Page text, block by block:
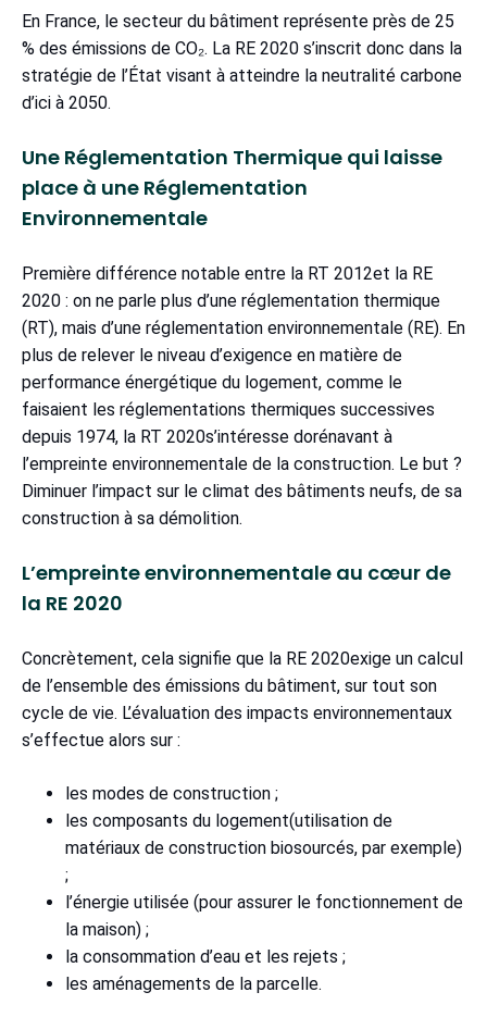
En France, le secteur du bâtiment représente près de 25
% des émissions de CO₂. La RE 2020 s’inscrit donc dans la
stratégie de l’État visant à atteindre la neutralité carbone
d’ici à 2050.
Une Réglementation Thermique qui laisse
place à une Réglementation
Environnementale
Première différence notable entre la RT 2012et la RE
2020 : on ne parle plus d’une réglementation thermique
(RT), mais d’une réglementation environnementale (RE). En
plus de relever le niveau d’exigence en matière de
performance énergétique du logement, comme le
faisaient les réglementations thermiques successives
depuis 1974, la RT 2020s’intéresse dorénavant à
l’empreinte environnementale de la construction. Le but ?
Diminuer l’impact sur le climat des bâtiments neufs, de sa
construction à sa démolition.
L’empreinte environnementale au cœur de
la RE 2020
Concrètement, cela signifie que la RE 2020exige un calcul
de l’ensemble des émissions du bâtiment, sur tout son
cycle de vie. L’évaluation des impacts environnementaux
s’effectue alors sur :
les modes de construction ;
les composants du logement(utilisation de
matériaux de construction biosourcés, par exemple)
;
l’énergie utilisée (pour assurer le fonctionnement de
la maison) ;
la consommation d’eau et les rejets ;
les aménagements de la parcelle.